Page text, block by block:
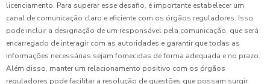
licenciamento. Para superar esse desafio, é importante estabelecer um
canal de comunicação claro e eficiente com os órgãos reguladores. Isso
pode incluir a designação de um responsável pela comunicação, que será
encarregado de interagir com as autoridades e garantir que todas as
informações necessárias sejam fornecidas de forma adequada e no prazo.
Além disso, manter um relacionamento positivo com os órgãos
reguladores pode facilitar a resolução de questões que possam surgir